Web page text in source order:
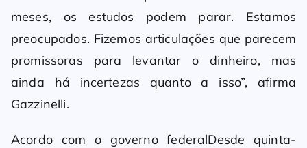
meses, os estudos podem parar. Estamos
preocupados. Fizemos articulações que parecem
promissoras para levantar o dinheiro, mas
ainda há incertezas quanto a isso”, afirma
Gazzinelli.
Acordo com o governo federalDesde quinta-